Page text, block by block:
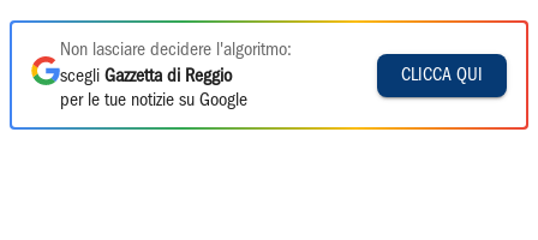
Non lasciare decidere l'algoritmo:
scegli Gazzetta di Reggio
per le tue notizie su Google
CLICCA QUI